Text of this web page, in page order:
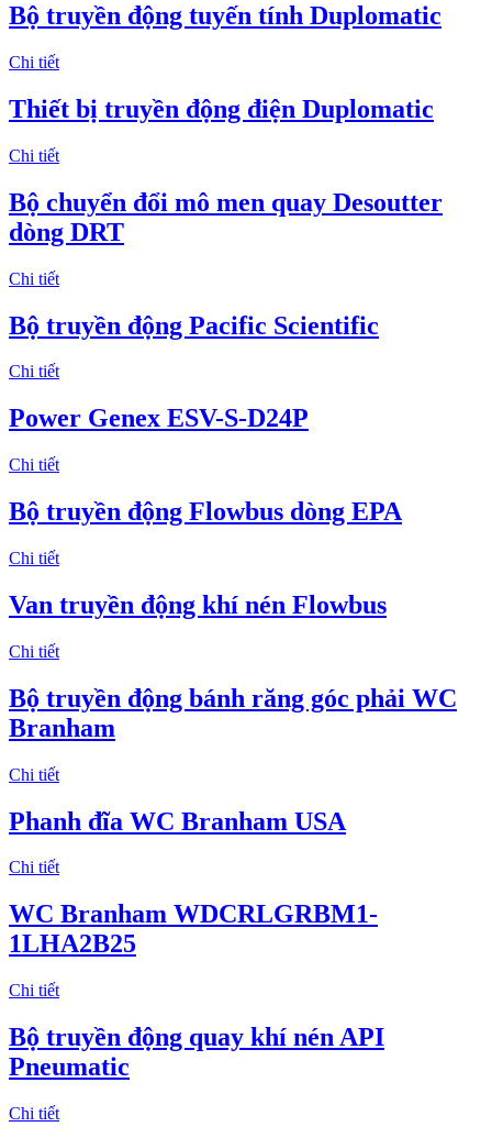
Bộ truyền động tuyến tính Duplomatic
Chi tiết
Thiết bị truyền động điện Duplomatic
Chi tiết
Bộ chuyển đổi mô men quay Desoutter
dòng DRT
Chi tiết
Bộ truyền động Pacific Scientific
Chi tiết
Power Genex ESV-S-D24P
Chi tiết
Bộ truyền động Flowbus dòng EPA
Chi tiết
Van truyền động khí nén Flowbus
Chi tiết
Bộ truyền động bánh răng góc phải WC
Branham
Chi tiết
Phanh đĩa WC Branham USA
Chi tiết
WC Branham WDCRLGRBM1-
1LHA2B25
Chi tiết
Bộ truyền động quay khí nén API
Pneumatic
Chi tiết